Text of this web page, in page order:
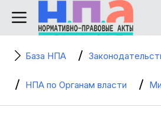
База НПА
НПА по Органам власти